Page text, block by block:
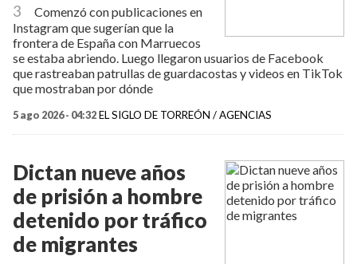
3
Comenzó con publicaciones en
Instagram que sugerían que la
frontera de España con Marruecos
se estaba abriendo. Luego llegaron usuarios de Facebook
que rastreaban patrullas de guardacostas y videos en TikTok
que mostraban por dónde
5 ago 2026 - 04:32EL SIGLO DE TORREÓN / AGENCIAS
Dictan nueve años
de prisión a hombre
detenido por tráfico
de migrantes